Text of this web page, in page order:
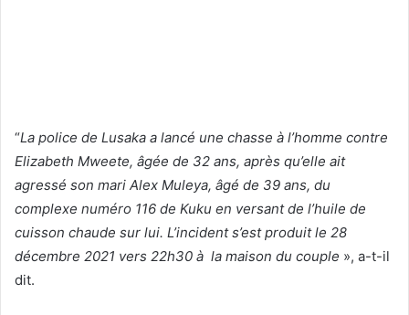
“La police de Lusaka a lancé une chasse à l’homme contre
Elizabeth Mweete, âgée de 32 ans, après qu’elle ait
agressé son mari Alex Muleya, âgé de 39 ans, du
complexe numéro 116 de Kuku en versant de l’huile de
cuisson chaude sur lui. L’incident s’est produit le 28
décembre 2021 vers 22h30 à la maison du couple », a-t-il
dit.